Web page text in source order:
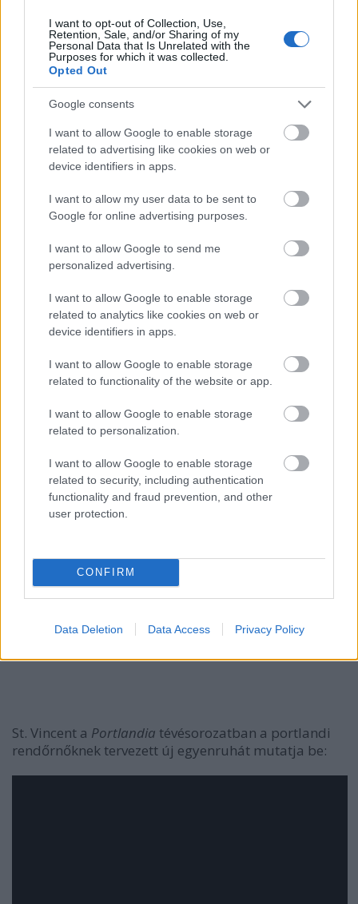
I want to opt-out of Collection, Use,
Retention, Sale, and/or Sharing of my
Personal Data that Is Unrelated with the
Purposes for which it was collected.
Opted Out
Google consents
I want to allow Google to enable storage
related to advertising like cookies on web or
device identifiers in apps.
I want to allow my user data to be sent to
Google for online advertising purposes.
I want to allow Google to send me
personalized advertising.
I want to allow Google to enable storage
related to analytics like cookies on web or
device identifiers in apps.
I want to allow Google to enable storage
related to functionality of the website or app.
I want to allow Google to enable storage
related to personalization.
I want to allow Google to enable storage
related to security, including authentication
functionality and fraud prevention, and other
user protection.
CONFIRM
Data Deletion Data Access Privacy Policy
az a bizonyos 1977-esSaturday Night Live
fellépés,
amikor Elvis Costello a szerkesztőkkel és a
című számot
elkezdve majd félbehagyva végül a
tömegkommunikációs hatalmak gyáva és kommersz
műsorpolitikáját kritizáló
játszotta el – ami után tizenvalahány évre ki is
tiltották a műsorból:
St. Vincent a Portlandia tévésorozatban a portlandi
rendőrnőknek tervezett új egyenruhát mutatja be: